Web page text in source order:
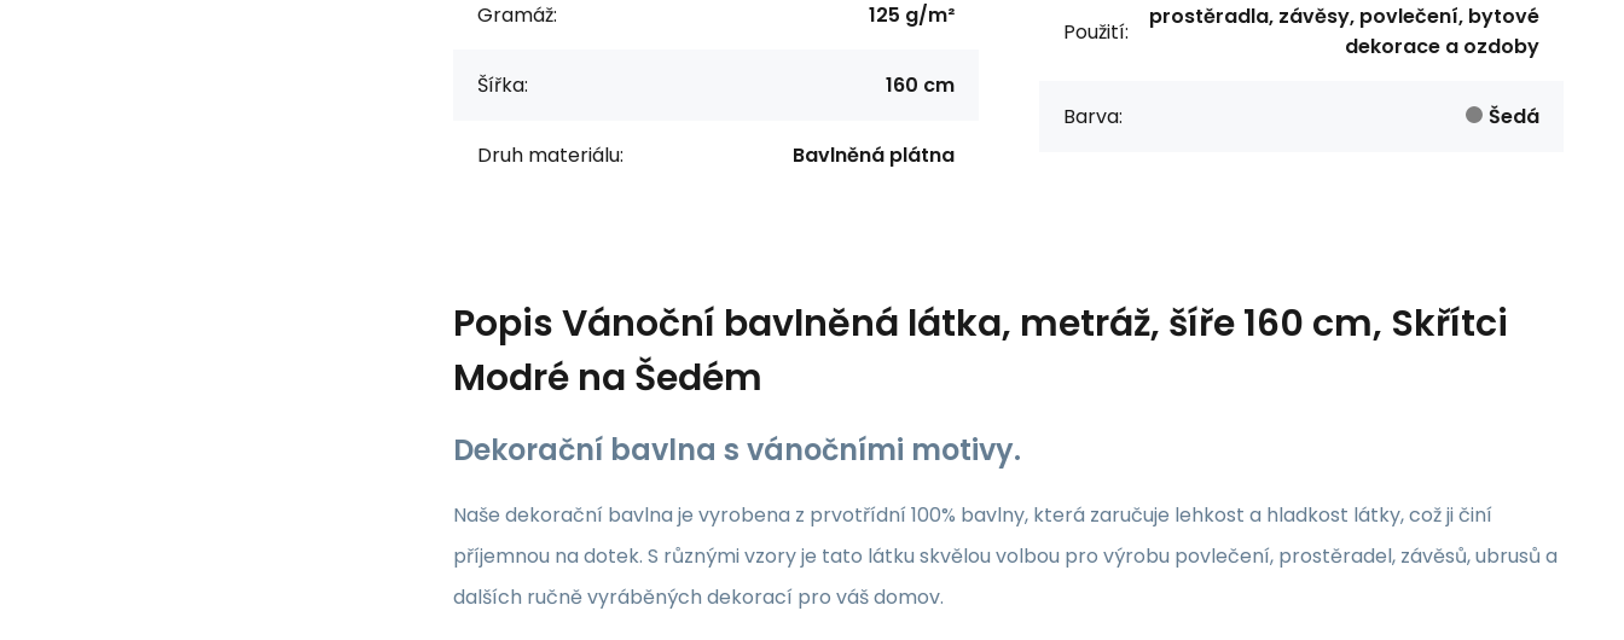
Gramáž: 125 g/m²
Šířka: 160 cm
Druh materiálu: Bavlněná plátna
Použití:
prostěradla, závěsy, povlečení, bytové
dekorace a ozdoby
Barva: Šedá
PopisVánoční bavlněná látka, metráž, šíře 160 cm, Skřítci
Modré na Šedém
Dekorační bavlna s vánočními motivy.
Naše dekorační bavlna je vyrobena z prvotřídní 100% bavlny, která zaručuje lehkost a hladkost látky, což ji činí
příjemnou na dotek. S různými vzory je tato látku skvělou volbou pro výrobu povlečení, prostěradel, závěsů, ubrusů a
dalších ručně vyráběných dekorací pro váš domov.